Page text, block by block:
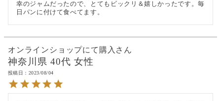
幸のジャムだったので、とてもビックリ＆嬉しかったです。毎
日パンに付けて食べてます。
オンラインショップにて購入
神奈川県 40代 女性
投稿日 2023/08/04